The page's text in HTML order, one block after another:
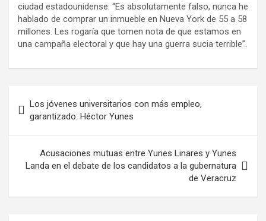
ciudad estadounidense: “Es absolutamente falso, nunca he
hablado de comprar un inmueble en Nueva York de 55 a 58
millones. Les rogaría que tomen nota de que estamos en
una campaña electoral y que hay una guerra sucia terrible”.
Los jóvenes universitarios con más empleo,
garantizado: Héctor Yunes
Acusaciones mutuas entre Yunes Linares y Yunes
Landa en el debate de los candidatos a la gubernatura
de Veracruz